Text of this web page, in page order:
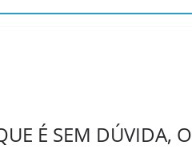
É SEM DÚVIDA, O